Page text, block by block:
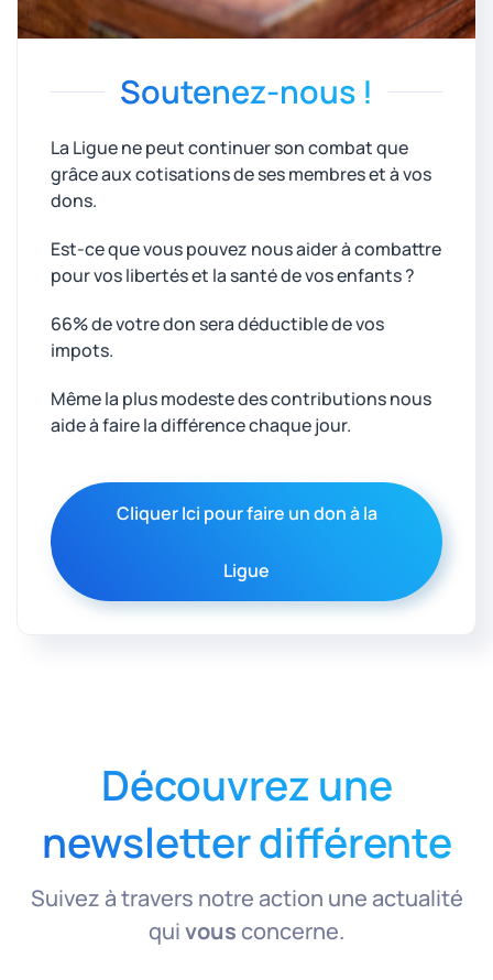
Soutenez-nous !
La Ligue ne peut continuer son combat que
grâce aux cotisations de ses membres et à vos
dons.
Est-ce que vous pouvez nous aider à combattre
pour vos libertés et la santé de vos enfants ?
66% de votre don sera déductible de vos
impots.
Même la plus modeste des contributions nous
aide à faire la différence chaque jour.
Cliquer Ici pour faire un don à la
Ligue
Découvrez une
newsletter différente
Suivez à travers notre action une actualité
quivousconcerne.